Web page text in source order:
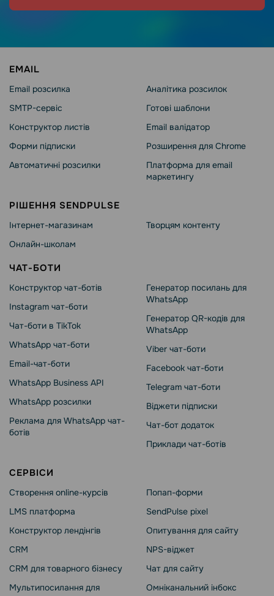
EMAIL
Email розсилка
SMTP-сервіс
Конструктор листів
Форми підписки
Автоматичні розсилки
Аналітика розсилок
Готові шаблони
Email валідатор
Розширення для Chrome
Платформа для email
маркетингу
РІШЕННЯ SENDPULSE
Інтернет-магазинам
Онлайн-школам
Творцям контенту
ЧАТ-БОТИ
Конструктор чат-ботів
Instagram чат-боти
Чат-боти в TikTok
WhatsApp чат-боти
Email-чат-боти
WhatsApp Business API
WhatsApp розсилки
Реклама для WhatsApp чат-
ботів
Генератор посилань для
WhatsApp
Генератор QR-кодів для
WhatsApp
Viber чат-боти
Facebook чат-боти
Telegram чат-боти
Віджети підписки
Чат-бот додаток
Приклади чат-ботів
СЕРВІСИ
Створення online-курсів
LMS платформа
Конструктор лендінгів
CRM
CRM для товарного бізнесу
Мультипосилання для
Попап-форми
SendPulse pixel
Опитування для сайту
NPS-віджет
Чат для сайту
Омніканальний інбокс